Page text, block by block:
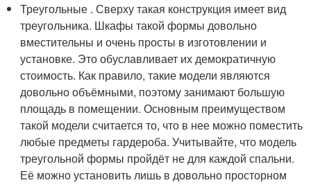
Треугольные . Сверху такая конструкция имеет вид
треугольника. Шкафы такой формы довольно
вместительны и очень просты в изготовлении и
установке. Это обуславливает их демократичную
стоимость. Как правило, такие модели являются
довольно объёмными, поэтому занимают большую
площадь в помещении. Основным преимуществом
такой модели считается то, что в нее можно поместить
любые предметы гардероба. Учитывайте, что модель
треугольной формы пройдёт не для каждой спальни.
Её можно установить лишь в довольно просторном